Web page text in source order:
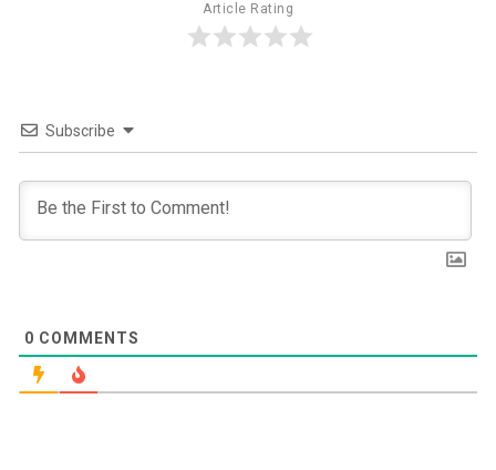
Article Rating
Subscribe
0 COMMENTS